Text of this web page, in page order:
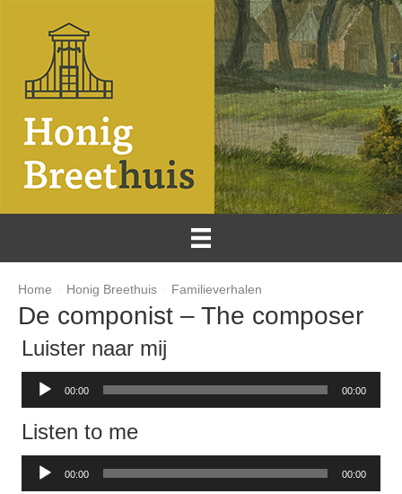
Home Honig Breethuis Familieverhalen
De componist – The composer
Luister naar mij
Audiospeler
00:00 00:00
Listen to me
Audiospeler
00:00 00:00